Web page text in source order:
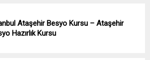
Ataşehir Besyo Kursu – Ataşehir
Hazırlık Kursu